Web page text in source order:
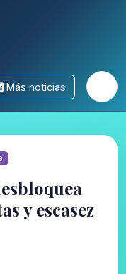
Más noticias
y escasez